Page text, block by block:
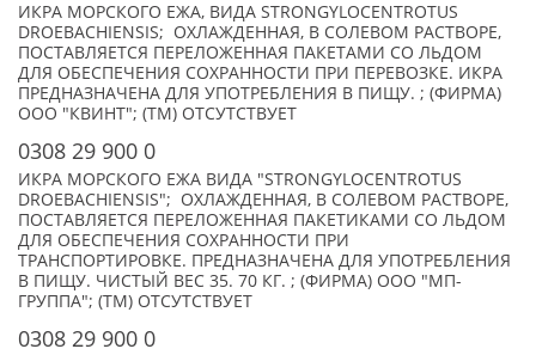
ИКРА МОРСКОГО ЕЖА, ВИДА STRONGYLOCENTROTUS
DROEBACHIENSIS; ОХЛАЖДЕННАЯ, В СОЛЕВОМ РАСТВОРЕ,
ПОСТАВЛЯЕТСЯ ПЕРЕЛОЖЕННАЯ ПАКЕТАМИ СО ЛЬДОМ
ДЛЯ ОБЕСПЕЧЕНИЯ СОХРАННОСТИ ПРИ ПЕРЕВОЗКЕ. ИКРА
ПРЕДНАЗНАЧЕНА ДЛЯ УПОТРЕБЛЕНИЯ В ПИЩУ. ; (ФИРМА)
ООО "КВИНТ"; (TM) ОТСУТСТВУЕТ
0308 29 900 0
ИКРА МОРСКОГО ЕЖА ВИДА "STRONGYLOCENTROTUS
DROEBACHIENSIS"; ОХЛАЖДЕННАЯ, В СОЛЕВОМ РАСТВОРЕ,
ПОСТАВЛЯЕТСЯ ПЕРЕЛОЖЕННАЯ ПАКЕТИКАМИ СО ЛЬДОМ
ДЛЯ ОБЕСПЕЧЕНИЯ СОХРАННОСТИ ПРИ
ТРАНСПОРТИРОВКЕ. ПРЕДНАЗНАЧЕНА ДЛЯ УПОТРЕБЛЕНИЯ
В ПИЩУ. ЧИСТЫЙ ВЕС 35. 70 КГ. ; (ФИРМА) ООО "МП-
ГРУППА"; (TM) ОТСУТСТВУЕТ
0308 29 900 0